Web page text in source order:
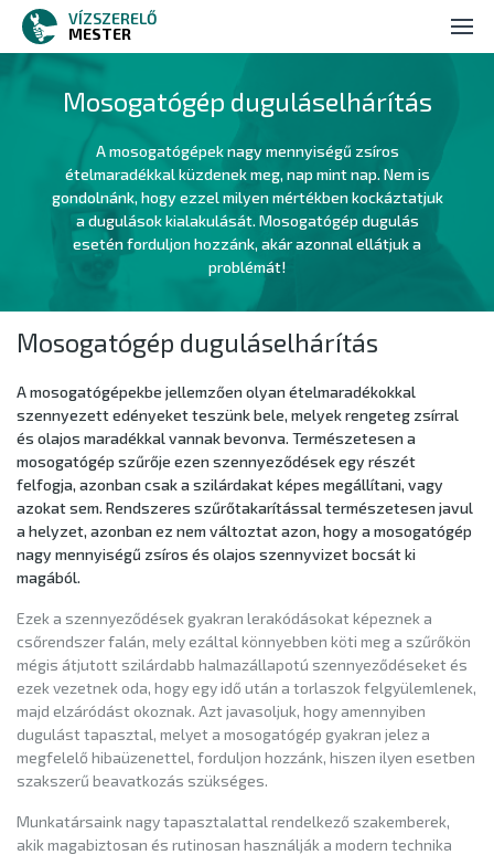
VÍZSZERELŐ
MESTER
Vízszerelés
Duguláselhárítás
Kapcsolat
Mosogatógép duguláselhárítás
A mosogatógépek nagy mennyiségű zsíros
ételmaradékkal küzdenek meg, nap mint nap. Nem is
gondolnánk, hogy ezzel milyen mértékben kockáztatjuk
a dugulások kialakulását. Mosogatógép dugulás
esetén forduljon hozzánk, akár azonnal ellátjuk a
problémát!
Mosogatógép duguláselhárítás
A mosogatógépekbe jellemzően olyan ételmaradékokkal
szennyezett edényeket teszünk bele, melyek rengeteg zsírral
és olajos maradékkal vannak bevonva. Természetesen a
mosogatógép szűrője ezen szennyeződések egy részét
felfogja, azonban csak a szilárdakat képes megállítani, vagy
azokat sem. Rendszeres szűrőtakarítással természetesen javul
a helyzet, azonban ez nem változtat azon, hogy a mosogatógép
nagy mennyiségű zsíros és olajos szennyvizet bocsát ki
magából.
Ezek a szennyeződések gyakran lerakódásokat képeznek a
csőrendszer falán, mely ezáltal könnyebben köti meg a szűrőkön
mégis átjutott szilárdabb halmazállapotú szennyeződéseket és
ezek vezetnek oda, hogy egy idő után a torlaszok felgyülemlenek,
majd elzáródást okoznak. Azt javasoljuk, hogy amennyiben
dugulást tapasztal, melyet a mosogatógép gyakran jelez a
megfelelő hibaüzenettel, forduljon hozzánk, hiszen ilyen esetben
szakszerű beavatkozás szükséges.
Munkatársaink nagy tapasztalattal rendelkező szakemberek,
akik magabiztosan és rutinosan használják a modern technika